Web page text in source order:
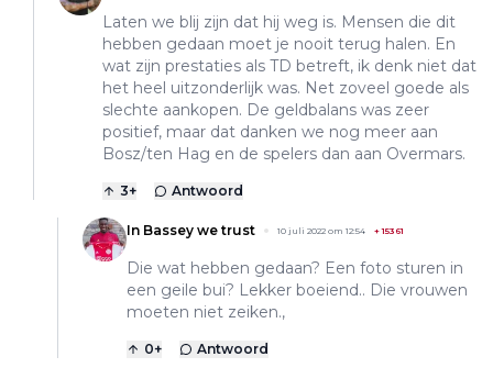
Laten we blij zijn dat hij weg is. Mensen die dit
hebben gedaan moet je nooit terug halen. En
wat zijn prestaties als TD betreft, ik denk niet dat
het heel uitzonderlijk was. Net zoveel goede als
slechte aankopen. De geldbalans was zeer
positief, maar dat danken we nog meer aan
Bosz/ten Hag en de spelers dan aan Overmars.
3+ Antwoord
In Bassey we trust 10 juli 2022 om 12:54 +15361
Die wat hebben gedaan? Een foto sturen in
een geile bui? Lekker boeiend.. Die vrouwen
moeten niet zeiken.,
0+ Antwoord